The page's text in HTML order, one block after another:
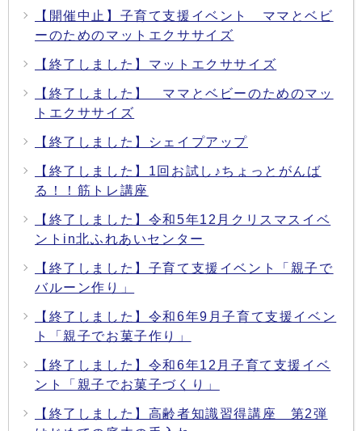
【開催中止】子育て支援イベント ママとベビ
ーのためのマットエクササイズ
【終了しました】マットエクササイズ
【終了しました】 ママとベビーのためのマッ
トエクササイズ
【終了しました】シェイプアップ
【終了しました】1回お試し♪ちょっとがんば
る！！筋トレ講座
【終了しました】令和5年12月クリスマスイベ
ントin北ふれあいセンター
【終了しました】子育て支援イベント「親子で
バルーン作り」
【終了しました】令和6年9月子育て支援イベン
ト「親子でお菓子作り」
【終了しました】令和6年12月子育て支援イベ
ント「親子でお菓子づくり」
【終了しました】高齢者知識習得講座 第2弾